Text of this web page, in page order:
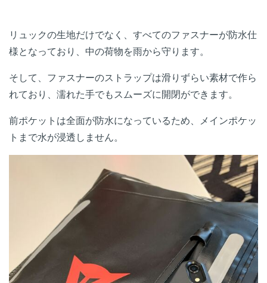
リュックの生地だけでなく、すべてのファスナーが防水仕
様となっており、中の荷物を雨から守ります。
そして、ファスナーのストラップは滑りずらい素材で作ら
れており、濡れた手でもスムーズに開閉ができます。
前ポケットは全面が防水になっているため、メインポケッ
トまで水が浸透しません。